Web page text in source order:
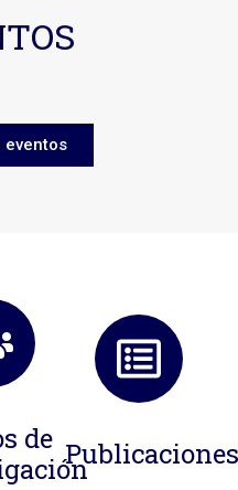
eventos
de